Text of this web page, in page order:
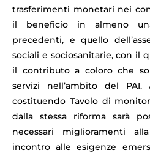
trasferimenti monetari nei
il beneficio in almeno
precedenti, e quello
sociali e sociosanitarie, con il
il contributo a coloro che
servizi nell’ambito del
costituendo Tavolo di
dalla stessa riforma sarà
necessari miglioramenti
incontro alle esigenze